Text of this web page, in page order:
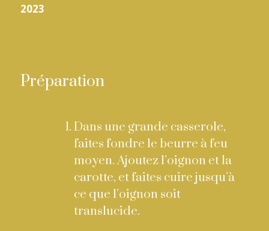
2023
Préparation
Dans une grande casserole,
faites fondre le beurre à feu
moyen. Ajoutez l’oignon et la
carotte, et faites cuire jusqu’à
ce que l’oignon soit
translucide.